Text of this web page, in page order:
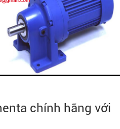
chính hãng với